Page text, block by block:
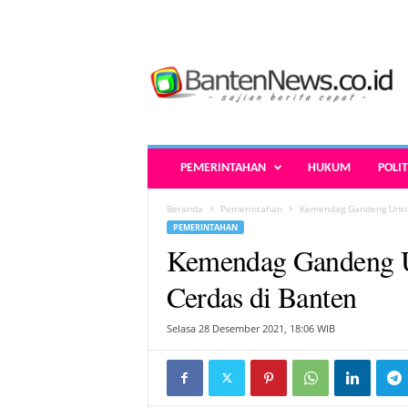
n
-
PEMERINTAHAN HUKUM
Beranda Pemerintahan Kemendag Gandeng
PEMERINTAHAN
Kemendag
Cerdas di Banten
Selasa 28 Desember 2021, 18:06 WIB